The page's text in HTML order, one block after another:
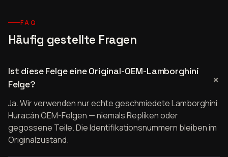
FAQ
Häufig gestellte Fragen
Ist diese Felge eine Original-OEM-Lamborghini
Felge?
Ja. Wir verwenden nur echte geschmiedete Lamborghini
Huracán OEM-Felgen — niemals Repliken oder
gegossene Teile. Die Identifikationsnummern bleiben im
Originalzustand.